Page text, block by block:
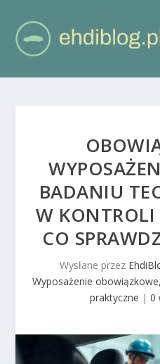
BADANIU
W KONTROLI
CO
Wysłane przez
Wyposażenie
praktyczne | 0